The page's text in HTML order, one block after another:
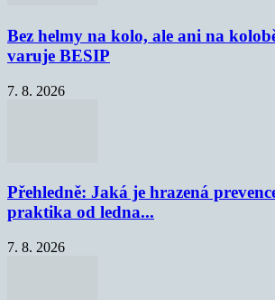
Bez helmy na kolo, ale ani na
varuje BESIP
7. 8. 2026
Přehledně: Jaká je hrazená
praktika od ledna...
7. 8. 2026